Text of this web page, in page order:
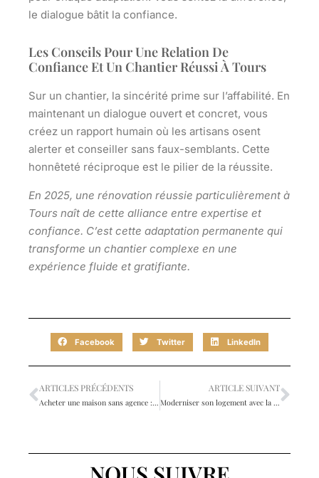
le dialogue bâtit la confiance.
Les Conseils Pour Une Relation De
Confiance Et Un Chantier Réussi À Tours
Sur un chantier, la sincérité prime sur l’affabilité. En
maintenant un dialogue ouvert et concret, vous
créez un rapport humain où les artisans osent
alerter et conseiller sans faux-semblants. Cette
honnêteté réciproque est le pilier de la réussite.
En 2025, une rénovation réussie particulièrement à
Tours naît de cette alliance entre expertise et
confiance. C’est cette adaptation permanente qui
transforme un chantier complexe en une
expérience fluide et gratifiante.
Facebook Twitter LinkedIn
ARTICLES PRÉCÉDENTS
Acheter une maison sans agence : la méthode pour sécuriser chaque étape
ARTICLE SUIVANT
Moderniser son logement avec la menuiserie sur mesure